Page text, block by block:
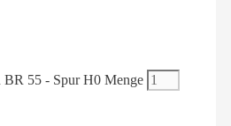
55 - Spur H0 Menge